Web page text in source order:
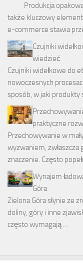
Produkcja
także kluczowy
e-commerce stawia
Czujniki
wiedzieć
Czujniki widełkowe do
nowoczesnych
sposób, w jaki
praktyczne
Przechowywanie w
wyzwaniem,
znaczenie. Często
Wynajem
Góra
Zielona Góra słynie ze
doliny, góry i inne
często wymagają …